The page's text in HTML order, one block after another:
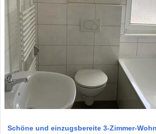
Schöne und einzugsbereite 3-Zimmer-